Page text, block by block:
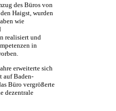
des Büros von
Haigst, wurden
wie
realisiert und
in
erweiterte sich
auf Baden-
Büro vergrößerte
dezentrale